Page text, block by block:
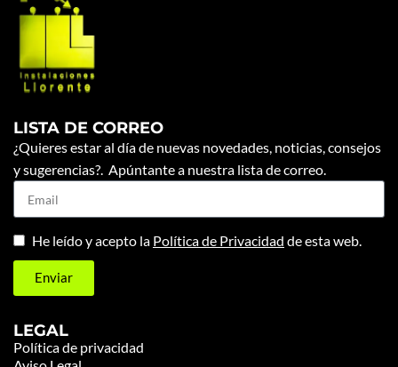
LISTA DE CORREO
¿Quieres estar al día de nuevas novedades, noticias, consejos
y sugerencias?. Apúntante a nuestra lista de correo.
He leído y acepto la Política de Privacidad de esta web.
Enviar
LEGAL
Política de privacidad